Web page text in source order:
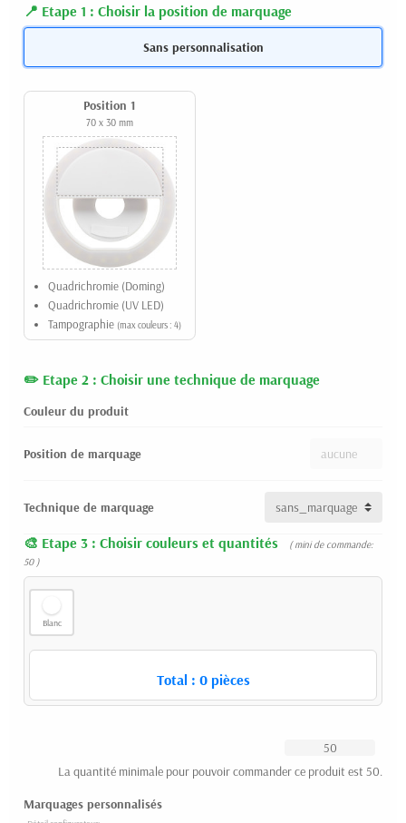
Etape 1 : Choisir la position de marquage
Sans personnalisation
Position 1
70 x 30 mm
Quadrichromie (Doming)
Quadrichromie (UV LED)
Tampographie (max couleurs : 4)
Etape 2 : Choisir une technique de marquage
Couleur du produit
Position de marquage
Technique de marquage
Etape 3 : Choisir couleurs et quantités
( mini de commande:
50 )
Blanc
Total : 0pièces
La quantité minimale pour pouvoir commander ce produit est 50.
Marquages personnalisés